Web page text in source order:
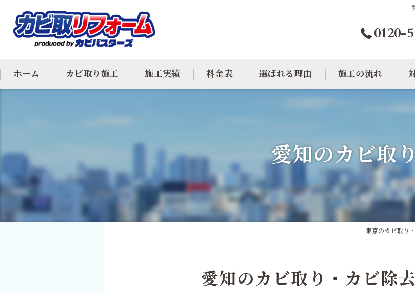
0120-
ホーム カビ取り施工 施工実績 料金表 選ばれる理由 施工の流れ
大
愛知のカビ取り
東京のカビ取り
愛知のカビ取り・ カビ除